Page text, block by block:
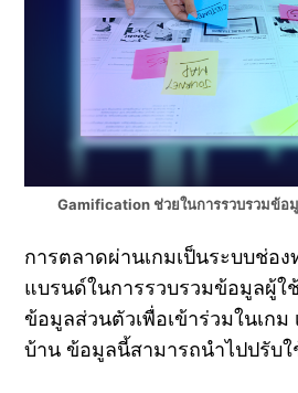
Gamification ช่วยในการรวบรวมข้อ
การตลาดผ่านเกมเป็นระบบช่อง
แบรนด์ในการรวบรวมข้อมูลผู้ใ
ข้อมูลส่วนตัวเพื่อเข้าร่วมในเก
บ้าน ข้อมูลนี้สามารถนำไปปรับ